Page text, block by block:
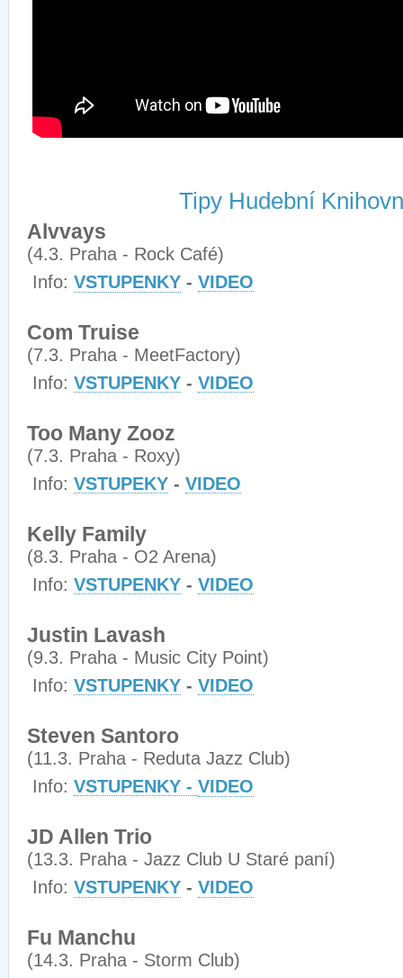
Tipy Hudební
Alvvays
(4.3. Praha - Rock Café)
Info: VSTUPENKY - VIDEO
Com Truise
(7.3. Praha - MeetFactory)
Info: VSTUPENKY - VIDEO
Too Many Zooz
(7.3. Praha - Roxy)
Info: VSTUPEKY - VIDEO
Kelly Family
(8.3. Praha - O2 Arena)
Info: VSTUPENKY - VIDEO
Justin Lavash
(9.3. Praha - Music City Point)
Info: VSTUPENKY - VIDEO
Steven Santoro
(11.3. Praha - Reduta Jazz Club)
Info: VSTUPENKY - VIDEO
JD Allen Trio
(13.3. Praha - Jazz Club U Staré paní)
Info: VSTUPENKY - VIDEO
Fu Manchu
(14.3. Praha - Storm Club)